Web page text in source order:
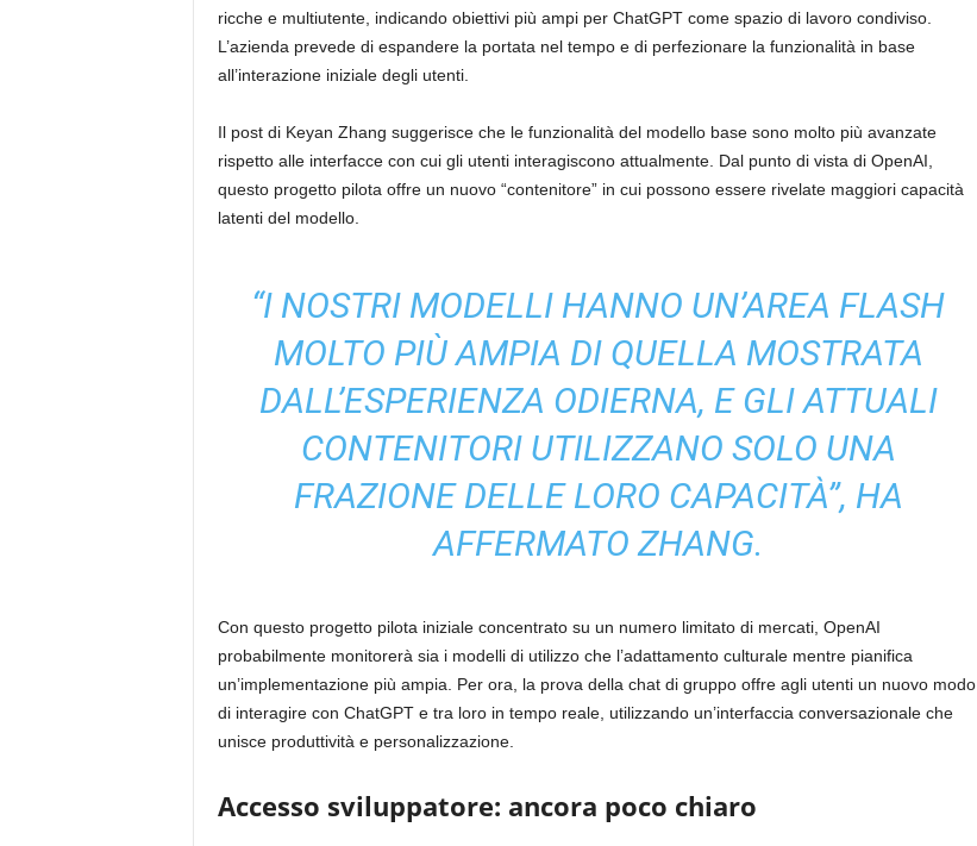
ricche e multiutente, indicando obiettivi più ampi per ChatGPT come spazio di lavoro condiviso.
L’azienda prevede di espandere la portata nel tempo e di perfezionare la funzionalità in base
all’interazione iniziale degli utenti.
Il post di Keyan Zhang suggerisce che le funzionalità del modello base sono molto più avanzate
rispetto alle interfacce con cui gli utenti interagiscono attualmente. Dal punto di vista di OpenAI,
questo progetto pilota offre un nuovo “contenitore” in cui possono essere rivelate maggiori capacità
latenti del modello.
“I NOSTRI MODELLI HANNO UN’AREA FLASH
MOLTO PIÙ AMPIA DI QUELLA MOSTRATA
DALL’ESPERIENZA ODIERNA, E GLI ATTUALI
CONTENITORI UTILIZZANO SOLO UNA
FRAZIONE DELLE LORO CAPACITÀ”, HA
AFFERMATO ZHANG.
Con questo progetto pilota iniziale concentrato su un numero limitato di mercati, OpenAI
probabilmente monitorerà sia i modelli di utilizzo che l’adattamento culturale mentre pianifica
un’implementazione più ampia. Per ora, la prova della chat di gruppo offre agli utenti un nuovo modo
di interagire con ChatGPT e tra loro in tempo reale, utilizzando un’interfaccia conversazionale che
unisce produttività e personalizzazione.
Accesso sviluppatore: ancora poco chiaro